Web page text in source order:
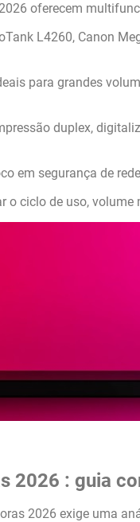
oferecem
L4260, Canon
para grandes
duplex,
em segurança de
o ciclo de uso,
2026 : guia
2026 exige uma